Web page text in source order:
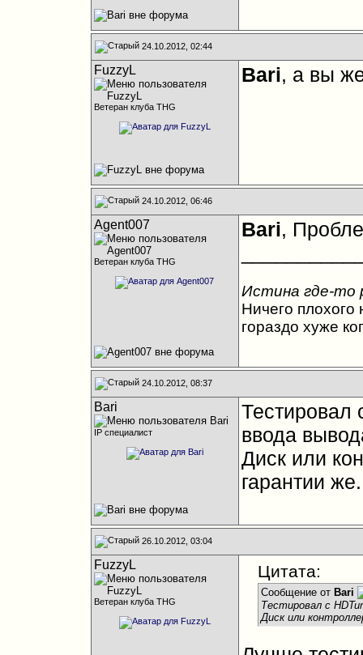
24.10.2012, 02:44
FuzzyL
Ветеран клуба THG
Bari, а вы
24.10.2012, 06:46
Agent007
Ветеран клуба THG
Bari,
Истина где-то
Ничего плохого
гораздо хуже
24.10.2012, 08:37
Bari
IP специалист
Тестировал
ввода
Диск или
гарантии же.
26.10.2012, 03:04
FuzzyL
Ветеран клуба THG
Цитата:
Сообщение от Bari
Тестировал с
Диск или